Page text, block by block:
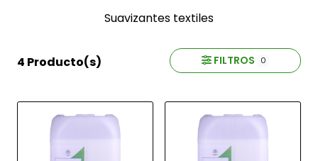
Suavizantes textiles
4 Producto(s) FILTROS 0